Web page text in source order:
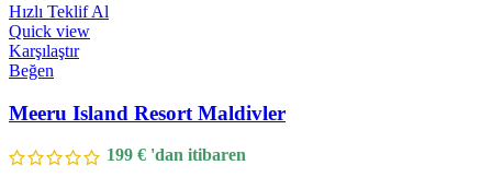
Hızlı Teklif Al
Quick view
Karşılaştır
Beğen
Meeru Island Resort Maldivler
199 € 'dan itibaren